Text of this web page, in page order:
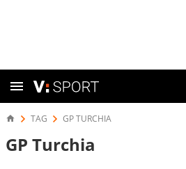
TAG GP TURCHIA
GP Turchia